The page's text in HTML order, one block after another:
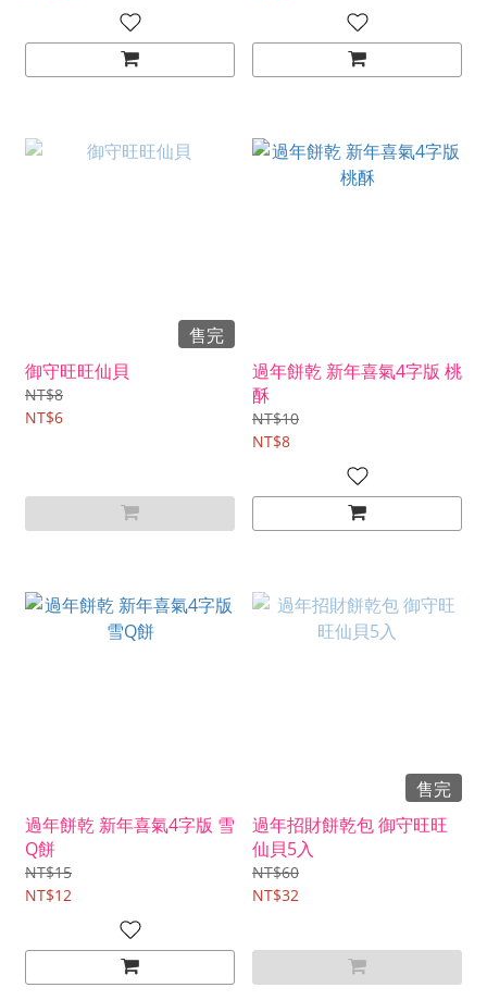
售完
御守旺旺仙貝
NT$8
NT$6
過年餅乾 新年喜氣4字版 桃
酥
NT$10
NT$8
過年餅乾 新年喜氣4字版 雪
Q餅
NT$15
NT$12
售完
過年招財餅乾包 御守旺旺
仙貝5入
NT$60
NT$32